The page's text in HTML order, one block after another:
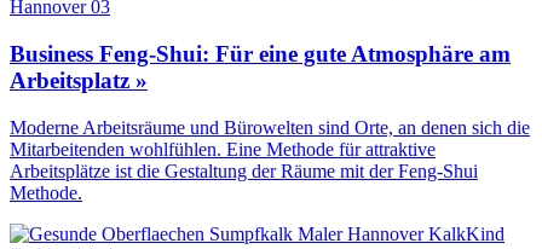
Business Feng-Shui: Für eine gute Atmosphäre am
Arbeitsplatz »
Moderne Arbeitsräume und Bürowelten sind Orte, an denen sich die
Mitarbeitenden wohlfühlen. Eine Methode für attraktive
Arbeitsplätze ist die Gestaltung der Räume mit der Feng-Shui
Methode.